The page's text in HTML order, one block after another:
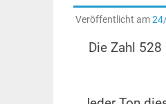
Veröffentlicht am
Die Zahl